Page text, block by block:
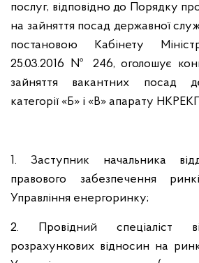
послуг, відповідно до Порядку
на зайняття посад державної
постановою Кабінету
25.03.2016 № 246,оголошує
зайняття вакантних посад
категорії «Б» і «В» апарату
1. Заступник начальника
правового забезпечення
Управління енергоринку;
2. Провідний спеціаліст
розрахункових відносин на